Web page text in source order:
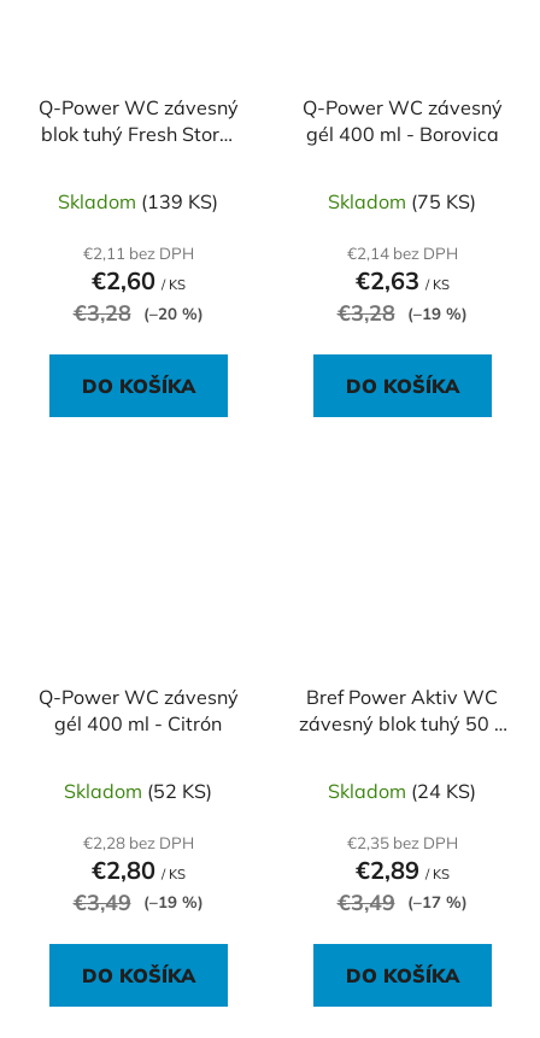
Q-Power WC závesný
blok tuhý Fresh Storm
Skladom (139 KS)
€2,11 bez DPH
€2,60 / KS
€3,28 (–20 %)
DO KOŠÍKA
Q-Power WC závesný
gél 400 ml - Borovica
Skladom (75 KS)
€2,14 bez DPH
€2,63 / KS
€3,28 (–19 %)
DO KOŠÍKA
Q-Power WC závesný
gél 400 ml - Citrón
Skladom (52 KS)
€2,28 bez DPH
€2,80 / KS
€3,49 (–19 %)
DO KOŠÍKA
Bref Power Aktiv WC
závesný blok tuhý 50 g
Skladom (24 KS)
€2,35 bez DPH
€2,89 / KS
€3,49 (–17 %)
DO KOŠÍKA